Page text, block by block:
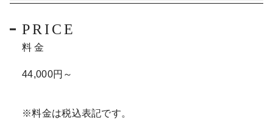
PRICE
料金
44,000円～
※料金は税込表記です。